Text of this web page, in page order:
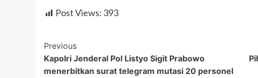
Post Views: 393
Post
Navigation
Previous
Kapolri Jenderal Pol Listyo Sigit Prabowo
menerbitkan surat telegram mutasi 20 personel